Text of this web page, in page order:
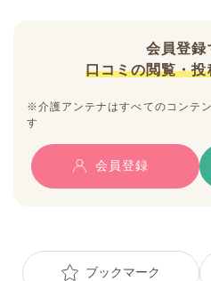
会員登録
口コミの閲覧・投
※介護アンテナはすべてのコンテ
す
会員登録
ブックマーク